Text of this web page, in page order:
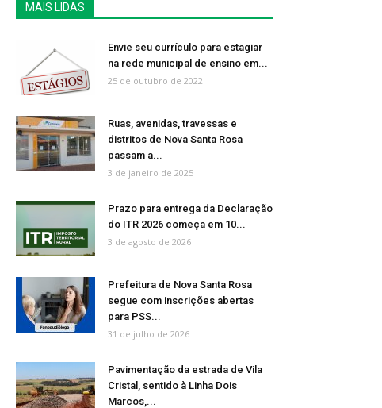
MAIS LIDAS
Envie seu currículo para estagiar
na rede municipal de ensino em...
25 de outubro de 2022
Ruas, avenidas, travessas e
distritos de Nova Santa Rosa
passam a...
3 de janeiro de 2025
Prazo para entrega da Declaração
do ITR 2026 começa em 10...
3 de agosto de 2026
Prefeitura de Nova Santa Rosa
segue com inscrições abertas
para PSS...
31 de julho de 2026
Pavimentação da estrada de Vila
Cristal, sentido à Linha Dois
Marcos,...